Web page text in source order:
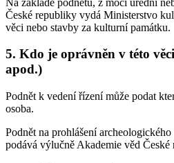
České republiky vydá Ministerstvo
věci nebo stavby za kulturní památku.
5. Kdo je oprávněn v této
apod.)
Podnět k vedení řízení může podat
osoba.
Podnět na prohlášení
podává výlučně Akademie věd České